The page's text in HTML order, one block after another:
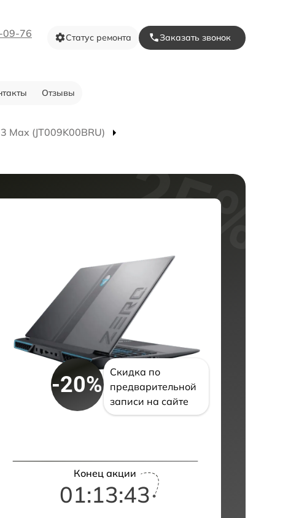
09-76 Статус ремонта Заказать звонок
Отзывы
Max (JT009K00BRU)
-20%
Скидка по
предварительной
записи на сайте
Конец акции
01:13:42